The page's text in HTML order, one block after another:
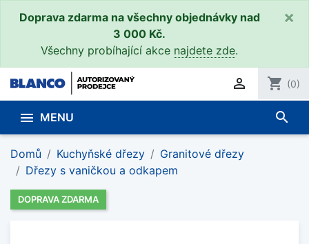
Doprava zdarma na všechny objednávky nad
3 000 Kč.
Všechny probíhající akce najdete zde.
×
 shopping_cart (0)
 MENU search
Domů Kuchyňské dřezy
Granitové dřezy
Dřezy s vaničkou a odkapem
DOPRAVA ZDARMA